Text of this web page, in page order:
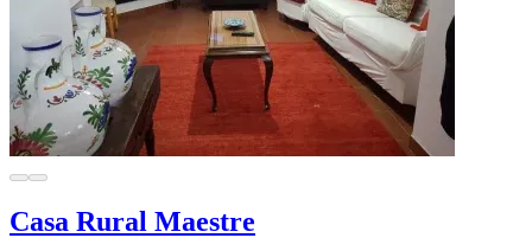
Casa Rural Maestre